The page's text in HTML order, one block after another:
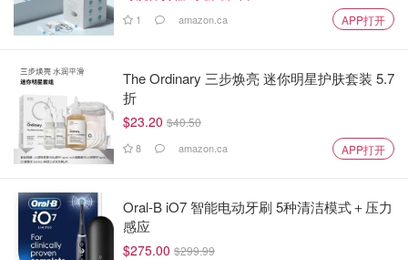
1 amazon.ca APP打开
The Ordinary 三步焕亮 迷你明星护肤套装 5.7
折
$23.20 $40.50
8 amazon.ca APP打开
Oral-B iO7 智能电动牙刷 5种清洁模式＋压力
感应
$275.00 $299.99